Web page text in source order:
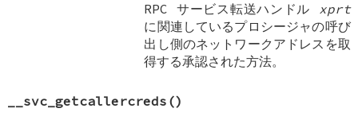
RPC サービス転送ハンドル xprt
に関連しているプロシージャの呼び
出し側のネットワークアドレスを取
得する承認された方法。
__svc_getcallercreds ()